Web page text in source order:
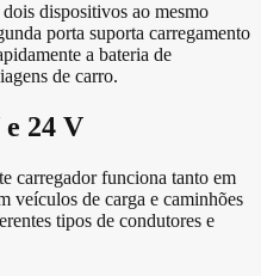
dispositivos ao mesmo
porta suporta carregamento
a bateria de
de carro.
24 V
carregador funciona tanto em
veículos de carga e caminhões
tipos de condutores e